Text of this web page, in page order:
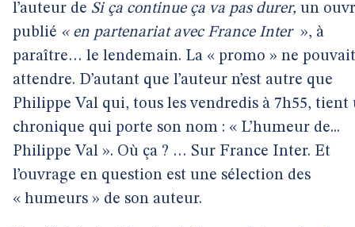
l’auteur de Si ça continue ça va pas durer, un
publié « en partenariat avec France Inter », à
paraître… le lendemain. La « promo » ne
attendre. D’autant que l’auteur n’est autre que
Philippe Val qui, tous les vendredis à 7h55, tient
chronique qui porte son nom : « L’humeur de...
Philippe Val ». Où ça ? … Sur France Inter. Et
l’ouvrage en question est une sélection des
« humeurs » de son auteur.